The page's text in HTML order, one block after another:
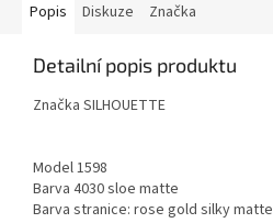
Popis Diskuze Značka
Detailní popis produktu
Značka SILHOUETTE
Model 1598
Barva 4030 sloe matte
Barva stranice: rose gold silky matte